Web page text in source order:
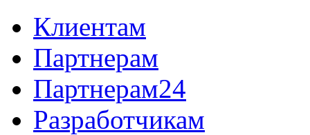
Клиентам
Партнерам
Партнерам24
Разработчикам